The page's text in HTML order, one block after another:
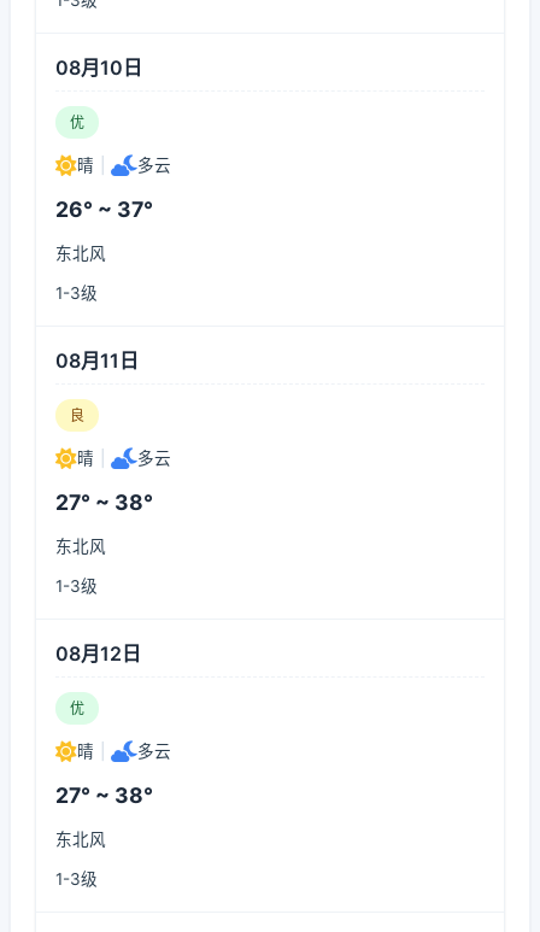
08月10日
优
晴 多云
26° ~ 37°
东北风
1-3级
08月11日
良
晴 多云
27° ~ 38°
东北风
1-3级
08月12日
优
晴 多云
27° ~ 38°
东北风
1-3级